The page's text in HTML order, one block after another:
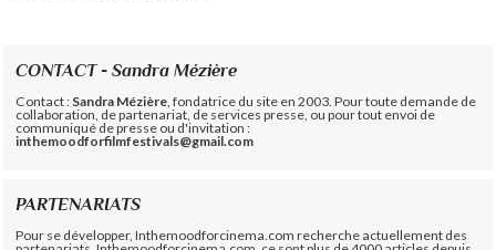
CONTACT - Sandra Mézière
Contact : Sandra Mézière , fondatrice du site en 2003. Pour toute demande de
collaboration, de partenariat, de services presse, ou pour tout envoi de
communiqué de presse ou d'invitation :
inthemoodforfilmfestivals@gmail.com
PARTENARIATS
Pour se développer, Inthemoodforcinema.com recherche actuellement des